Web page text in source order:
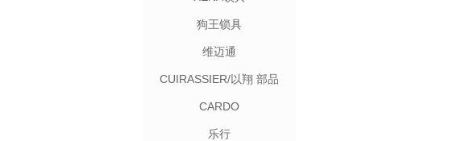
狗王锁具
维迈通
CUIRASSIER/以翔 部品
CARDO
乐行